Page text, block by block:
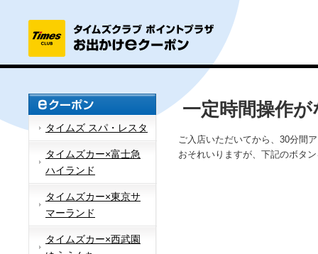
タイムズ スパ・レスタ
タイムズカー×富士急
ハイランド
タイムズカー×東京サ
マーランド
タイムズカー×西武園
一定時間操作
ご入店いただいてから、30分間
おそれいりますが、下記のボタ